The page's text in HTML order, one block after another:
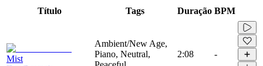
Título Tags Duração BPM
Mist
Ambient/New Age,
Piano, Neutral,
2:08 -